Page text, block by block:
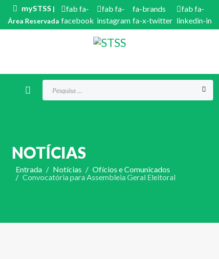
mySTSS |
Área Reservada
fab fa-
facebook
fab fa-
instagram
fa-brands
fa-x-twitter
fab fa-
linkedin-in
NOTÍCIAS
Entrada Notícias
Ofícios e Comunicados
Convocatória para Assembleia Geral Eleitoral